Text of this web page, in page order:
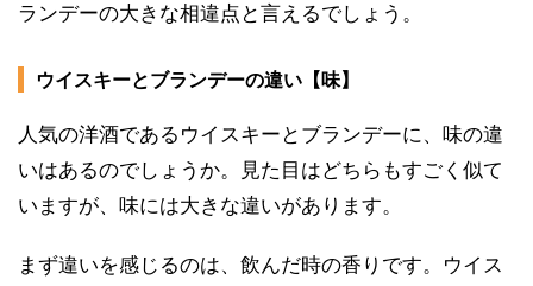
ランデーの大きな相違点と言えるでしょう。
ウイスキーとブランデーの違い【味】
人気の洋酒であるウイスキーとブランデーに、味の違
いはあるのでしょうか。見た目はどちらもすごく似て
いますが、味には大きな違いがあります。
まず違いを感じるのは、飲んだ時の香りです。ウイス